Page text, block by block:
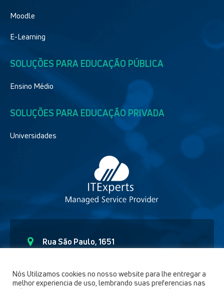
Moodle
E-Learning
SOLUÇÕES PARA EDUCAÇÃO PÚBLICA
Ensino Médio
SOLUÇÕES PARA EDUCAÇÃO PRIVADA
Universidades
Rua São Paulo, 1651
Curitiba – Paraná CEP - 80.6230-150
(41) 9 91892654
Nós Utilizamos cookies no nosso website para lhe entregar a
melhor experiencia de uso, lembrando suas preferencias nas